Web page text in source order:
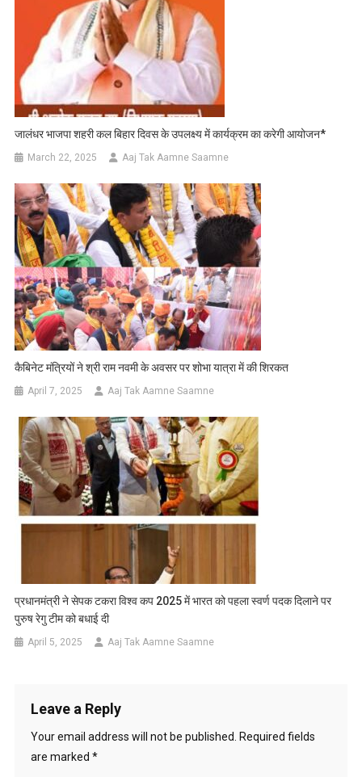
जालंधर भाजपा शहरी कल बिहार दिवस के उपलक्ष्य में कार्यक्रम का करेगी आयोजन*
March 22, 2025 Aaj Tak Aamne Saamne
कैबिनेट मंत्रियों ने श्री राम नवमी के अवसर पर शोभा यात्रा में की शिरकत
April 7, 2025 Aaj Tak Aamne Saamne
प्रधानमंत्री ने सेपक टकरा विश्व कप 2025 में भारत को पहला स्वर्ण पदक दिलाने पर
पुरुष रेगु टीम को बधाई दी
April 5, 2025 Aaj Tak Aamne Saamne
Leave a Reply
Your email address will not be published. Required fields
are marked *